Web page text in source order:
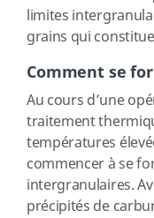
limites
grains qui
Comment se
Au cours d’une
traitement
températures
commencer à se
intergranulaires.
précipités de